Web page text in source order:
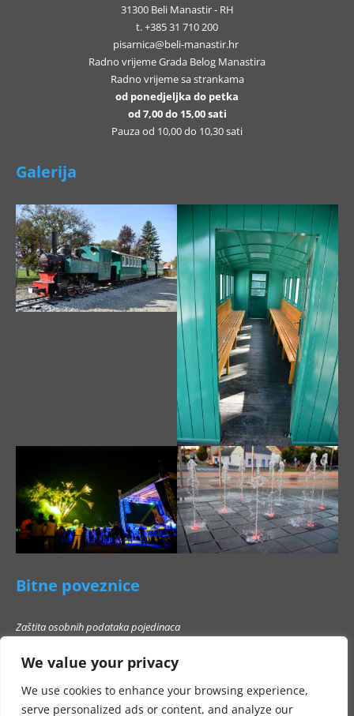
We value your privacy
We use cookies to enhance your browsing experience,
serve personalized ads or content, and analyze our
31300 Beli Manastir - RH
t. +385 31 710 200
pisarnica@beli-manastir.hr
Radno vrijeme Grada Belog Manastira
Radno vrijeme sa strankama
od ponedjeljka do petka
od 7,00 do 15,00 sati
Pauza od 10,00 do 10,30 sati
Galerija
Bitne poveznice
Zaštita osobnih podataka pojedinaca
Popis poslovnih subjekata s kojima Grad Beli Manastir ne smije stupati u